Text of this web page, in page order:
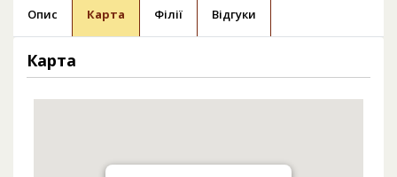
Опис Карта Філії Відгуки
Карта